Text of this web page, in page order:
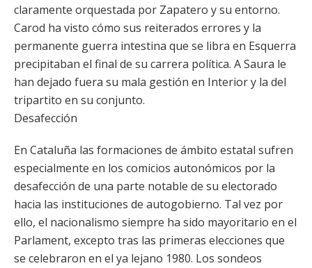
claramente orquestada por Zapatero y su entorno.
Carod ha visto cómo sus reiterados errores y la
permanente guerra intestina que se libra en Esquerra
precipitaban el final de su carrera política. A Saura le
han dejado fuera su mala gestión en Interior y la del
tripartito en su conjunto.
Desafección
En Cataluña las formaciones de ámbito estatal sufren
especialmente en los comicios autonómicos por la
desafección de una parte notable de su electorado
hacia las instituciones de autogobierno. Tal vez por
ello, el nacionalismo siempre ha sido mayoritario en el
Parlament, excepto tras las primeras elecciones que
se celebraron en el ya lejano 1980. Los sondeos